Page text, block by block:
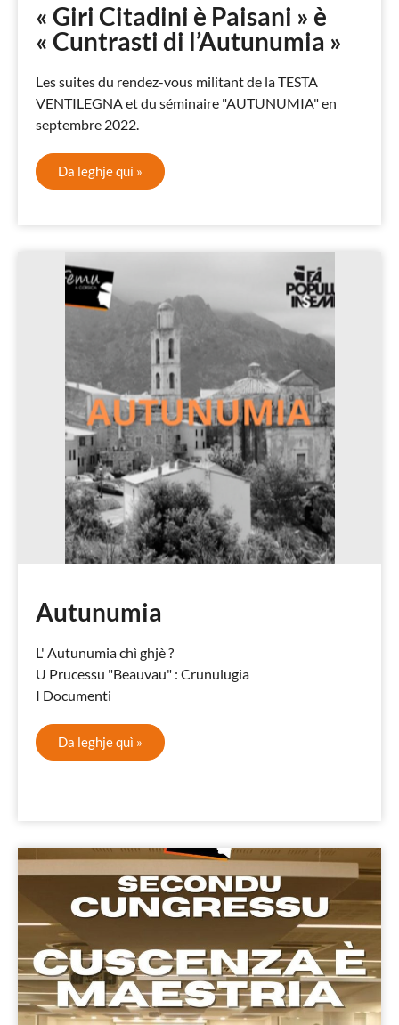
« Giri Citadini è Paisani » è
« Cuntrasti di l’Autunumia »
Les suites du rendez-vous militant de la TESTA
VENTILEGNA et du séminaire "AUTUNUMIA" en
septembre 2022.
Da leghje quì »
Autunumia
L' Autunumia chì ghjè ?
U Prucessu "Beauvau" : Crunulugia
I Documenti
Da leghje quì »